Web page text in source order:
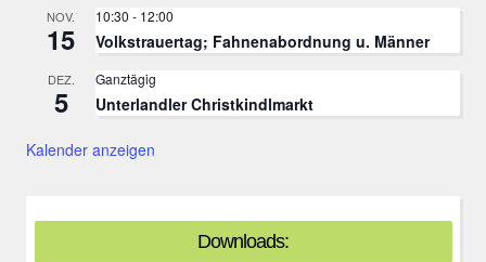
NOV.
15
10:30 - 12:00
Volkstrauertag; Fahnenabordnung u. Männer
DEZ.
5
Ganztägig
Unterlandler Christkindlmarkt
Kalender anzeigen
Downloads: